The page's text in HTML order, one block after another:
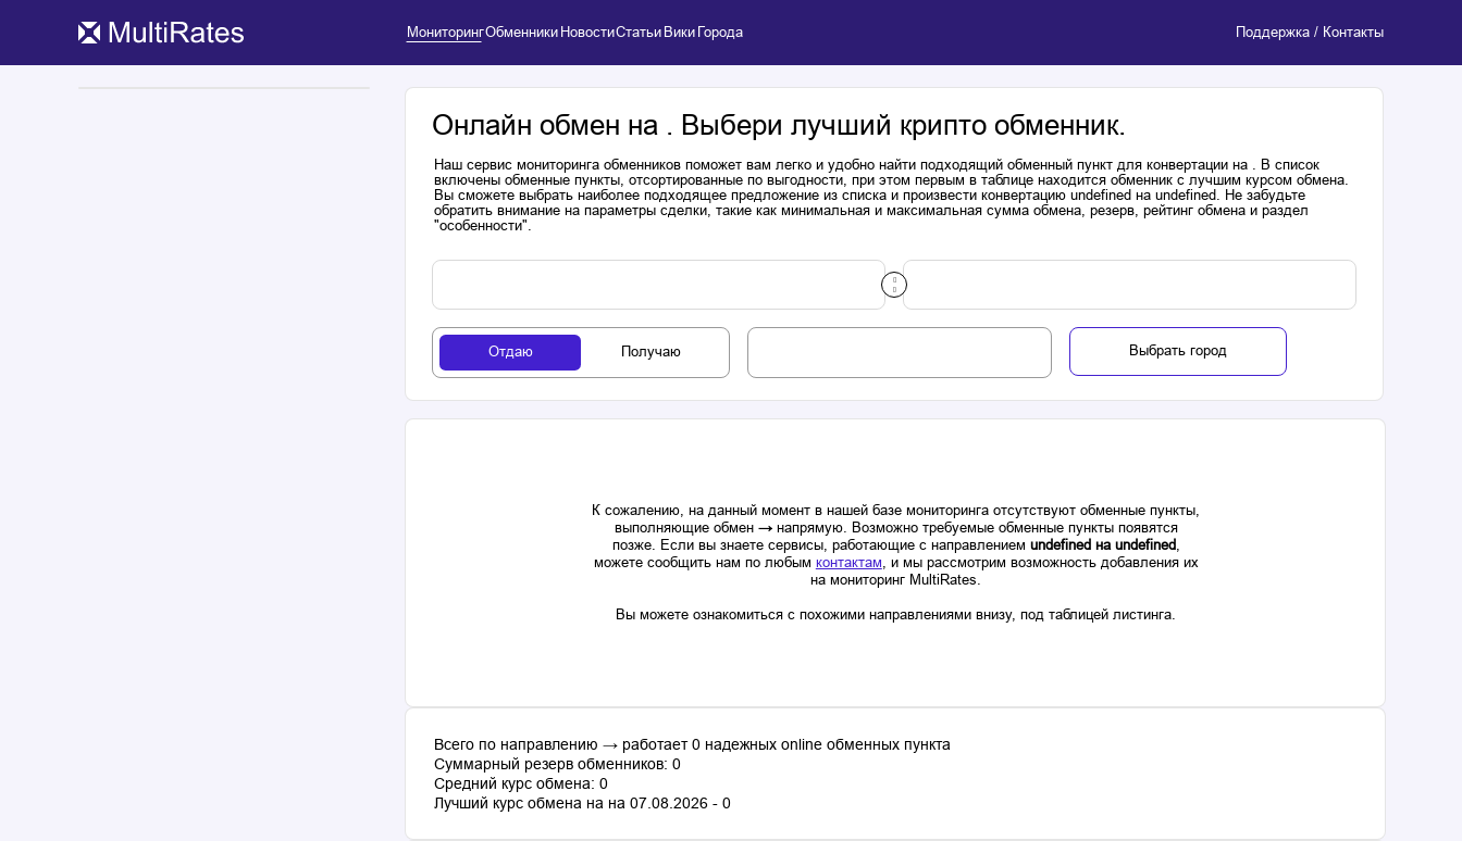
МониторингОбменники НовостиСтатьи Вики Города Поддержка / Контакты
Онлайн обмен на . Выбери лучший крипто обменник.
Наш сервис мониторинга обменников поможет вам легко и удобно найти подходящий обменный пункт для конвертации на . В список
включены обменные пункты, отсортированные по выгодности, при этом первым в таблице находится обменник с лучшим курсом обмена.
Вы сможете выбрать наиболее подходящее предложение из списка и произвести конвертацию undefined на undefined. Не забудьте
обратить внимание на параметры сделки, такие как минимальная и максимальная сумма обмена, резерв, рейтинг обмена и раздел
"особенности".
Отдаю Получаю Выбрать город
К сожалению, на данный момент в нашей базе мониторинга отсутствуют обменные пункты,
выполняющие обмен → напрямую. Возможно требуемые обменные пункты появятся
позже. Если вы знаете сервисы, работающие с направлением undefined на undefined,
можете сообщить нам по любым контактам, и мы рассмотрим возможность добавления их
на мониторинг MultiRates.
Вы можете ознакомиться с похожими направлениями внизу, под таблицей листинга.
Всего по направлению → работает 0 надежных online обменных пункта
Суммарный резерв обменников: 0
Средний курс обмена: 0
Лучший курс обмена на на 07.08.2026 - 0